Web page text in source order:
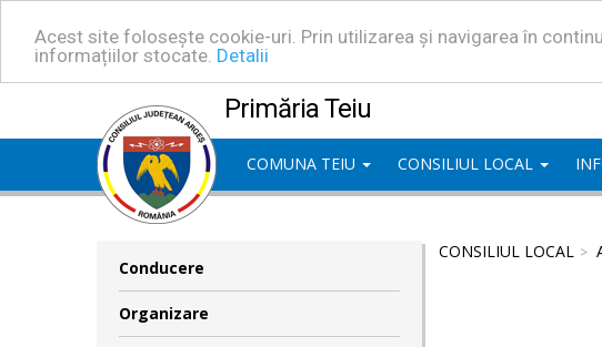
Acest site folosește cookie-uri. Prin utilizarea și navigarea în
informațiilor stocate. Detalii
Primăria Teiu
COMUNA TEIU CONSILIUL LOCAL
Conducere
Organizare
CONSILIUL LOCAL